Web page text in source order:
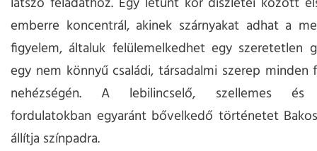
emberre koncentrál, akinek szárnyakat adhat a
figyelem, általuk felülemelkedhet egy szeretetlen
egy nem könnyű családi, társadalmi szerep minden
nehézségén. A lebilincselő, szellemes és
fordulatokban egyaránt bővelkedő történetet
állítja színpadra.